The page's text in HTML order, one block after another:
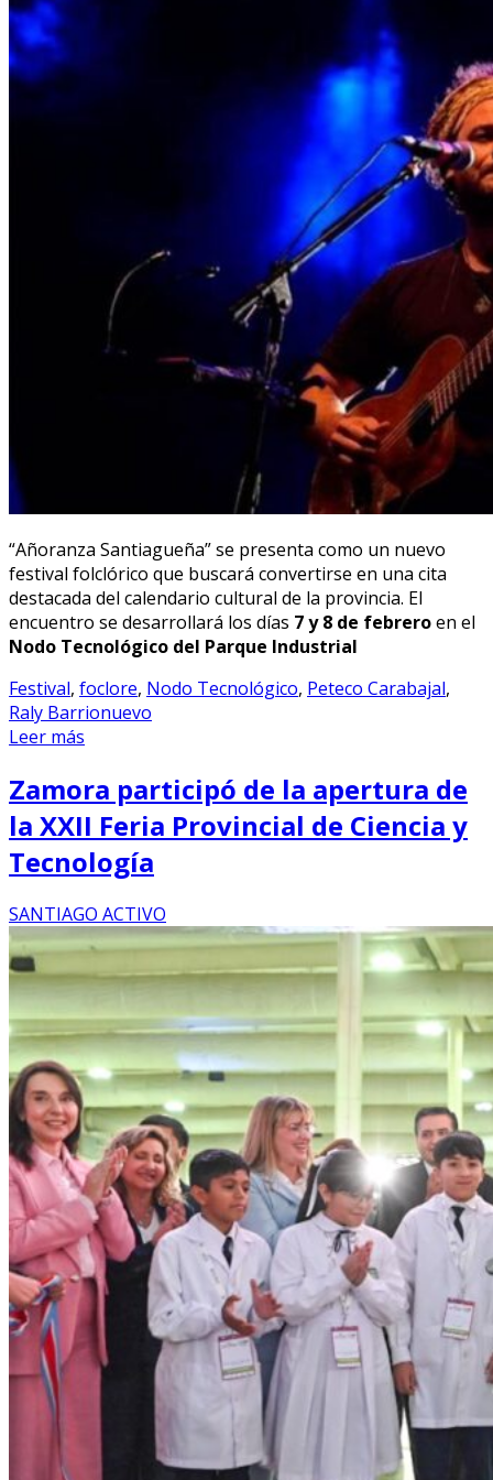
“Añoranza Santiagueña” se presenta como un nuevo
festival folclórico que buscará convertirse en una cita
destacada del calendario cultural de la provincia. El
encuentro se desarrollará los días 7 y 8 de febreroen el
Nodo Tecnológico del Parque Industrial
Festival, foclore, Nodo Tecnológico, Peteco Carabajal,
Raly Barrionuevo
Leer más
Zamora participó de la apertura de
la XXII Feria Provincial de Ciencia y
Tecnología
SANTIAGO ACTIVO